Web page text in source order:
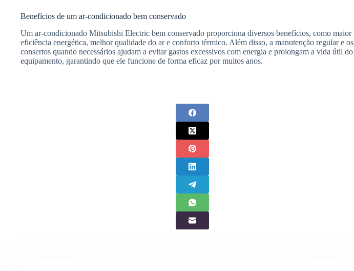
Benefícios de um ar-condicionado bem conservado
Um ar-condicionado Mitsubishi Electric bem conservado proporciona diversos benefícios, como maior
eficiência energética, melhor qualidade do ar e conforto térmico. Além disso, a manutenção regular e os
consertos quando necessários ajudam a evitar gastos excessivos com energia e prolongam a vida útil do
equipamento, garantindo que ele funcione de forma eficaz por muitos anos.